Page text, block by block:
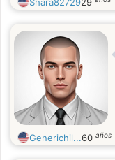
Generichil...60 años